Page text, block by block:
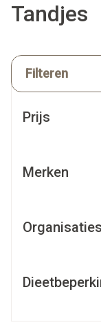
Tandjes
Filteren
Prijs
Merken
Organisaties